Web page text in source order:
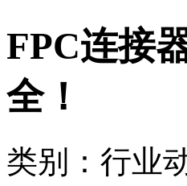
FPC连接
全！
类别：行业